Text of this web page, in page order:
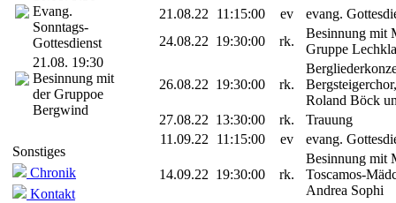
Evang.
Sonntags-
Gottesdienst
21.08. 19:30
Besinnung mit
der Gruppoe
Bergwind
Sonstiges
Chronik
Kontakt
21.08.22
11:15:00 ev
evang.
24.08.22 19:30:00 rk.
Besinnung mit
Gruppe
26.08.22 19:30:00 rk.
Roland Böck
27.08.22 13:30:00 rk.
Trauung
11.09.22
11:15:00 ev evang.
14.09.22 19:30:00 rk.
Besinnung mit
Toscamos-
Andrea Sophi